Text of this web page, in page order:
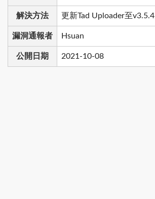
解決方法 更新Tad Uploader至v3.5.4
漏洞通報者 Hsuan
公開日期 2021-10-08